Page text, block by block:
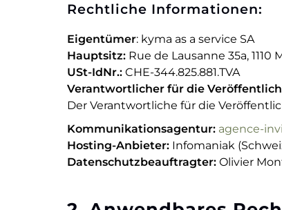
Rechtliche Informationen:
Eigentümer: kyma as a service SA
Hauptsitz: Rue de Lausanne 35a, 1110
USt-IdNr.: CHE-344.825.881.TVA
Verantwortlicher für die
Der Verantwortliche für die
Kommunikationsagentur: agence-
Hosting-Anbieter: Infomaniak
Datenschutzbeauftragter: Olivier